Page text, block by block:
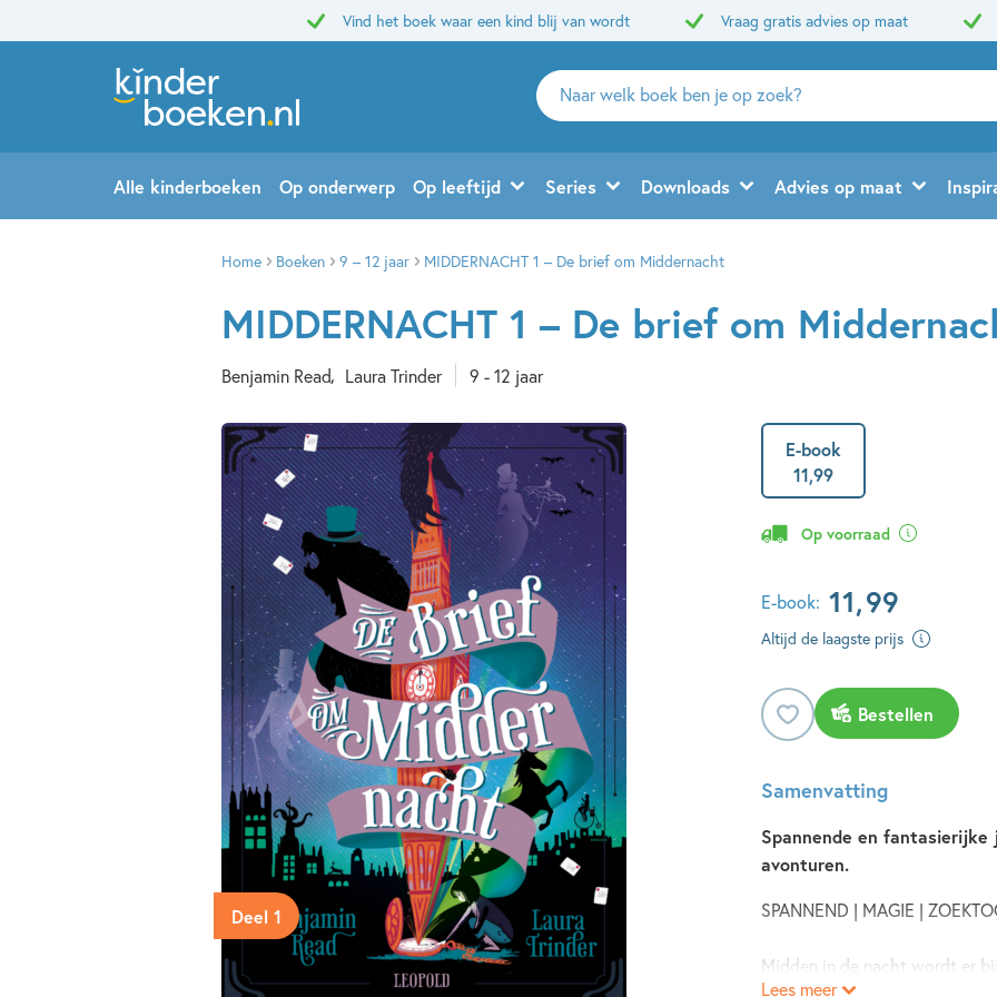
Vind het boek waar een kind blij van wordt Vraag gratis advies op maat
Zoeken
naar
en
uitgevers
Alle kinderboeken Op onderwerp Op leeftijd Series Downloads Advies op maat
Home Boeken 9 – 12 jaar MIDDERNACHT 1 – De brief om Middernacht
MIDDERNACHT 1 – De brief om
Benjamin Read Laura Trinder 9 - 12 jaar
Deel 1
E-book
11,99
Op voorraad
E-book: 11,99
Altijd de laagste prijs
Bestellen
Samenvatting
Spannende en fantasierijke
avonturen.
SPANNEND | MAGIE |
Midden in de nacht wordt er
Lees meer